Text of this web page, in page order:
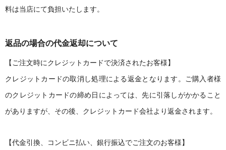
料は当店にて負担いたします。
返品の場合の代金返却について
【ご注文時にクレジットカードで決済されたお客様】
クレジットカードの取消し処理による返金となります。ご購入者様
のクレジットカードの締め日によっては、先に引落しがかかること
がありますが、その後、クレジットカード会社より返金されます。
【代金引換、コンビニ払い、銀行振込でご注文のお客様】